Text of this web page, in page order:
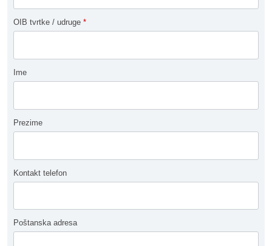
OIB tvrtke / udruge *
Ime
Prezime
Kontakt telefon
Poštanska adresa